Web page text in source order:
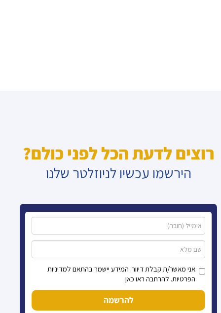
רוצים לדעת הכל לפני כולם?
הירשמו עכשיו לניוזלטר שלנו
אני מאשר/ת קבלת דיוור. המידע יישמר בהתאם למדיניות
הפרטיות. להרחבה ראו כאן
להרשמה